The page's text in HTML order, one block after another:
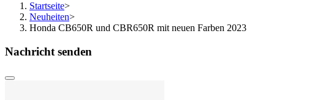
Startseite>
Neuheiten>
Honda CB650R und CBR650R mit neuen Farben 2023
Nachricht senden